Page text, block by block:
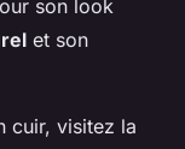
son look
et son
cuir, visitez la